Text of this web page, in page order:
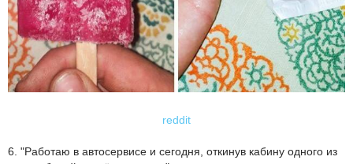
reddit
6. "Работаю в автосервисе и сегодня, откинув кабину одного из